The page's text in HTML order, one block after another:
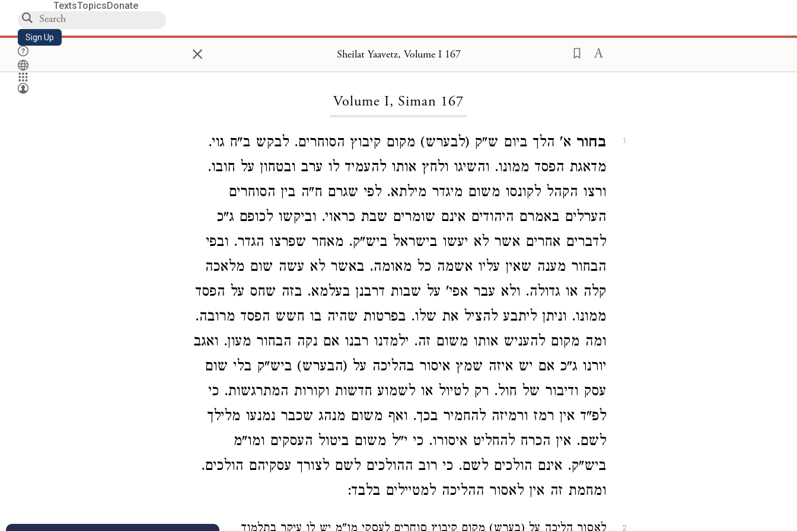
TextsTopicsDonate
Sign Up × Sheilat Yaavetz, Volume I 167
Volume I, Siman 167
1 בחור א' הלך ביום ש"ק (לבערש) מקום קיבוץ הסוחרים. לבקש ב"ח גוי.
מדאגת הפסד ממונו. והשיגו ולחץ אותו להעמיד לו ערב ובטחון על חובו.
ורצו הקהל לקונסו משום מיגדר מילתא. לפי שגרם ח"ה בין הסוחרים
הערלים באמרם היהודים אינם שומרים שבת כראוי. וביקשו לכופם ג"כ
לדברים אחרים אשר לא יעשו בישראל ביש"ק. מאחר שפרצו הגדר. ובפי
הבחור מענה שאין עליו אשמה כל מאומה. באשר לא עשה שום מלאכה
קלה או גדולה. ולא עבר אפי' על שבות דרבנן בעלמא. בזה שחס על הפסד
ממונו. וניתן ליתבע להציל את שלו. בפרטות שהיה בו חשש הפסד מרובה.
ומה מקום להעניש אותו משום זה. ילמדנו רבנו אם נקה הבחור מעון. ואגב
יורנו ג"כ אם יש איזה שמץ איסור בהליכה על (הבערש) ביש"ק בלי שום
עסק ודיבור של חול. רק לטיול או לשמוע חדשות וקורות המתרגשות. כי
לפ"ד אין רמז ורמיזה להחמיר בכך. ואף משום מנהג שכבר נמנעו מלילך
לשם. אין הכרח להחליט איסורו. כי י"ל משום ביטול העסקים ומו"מ
ביש"ק. אינם הולכים לשם. כי רוב ההולכים לשם לצורך עסקיהם הולכים.
ומחמת זה אין לאסור ההליכה למטיילים בלבד:
2